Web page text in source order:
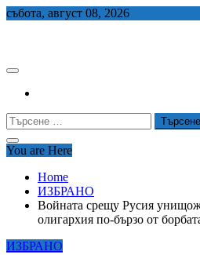
Skip
събота, август 08, 2026
Търсене
за:
You are Here
Home
ИЗБРАНО
Войната срещу Русия
олигархия по-бързо от
ИЗБРАНО